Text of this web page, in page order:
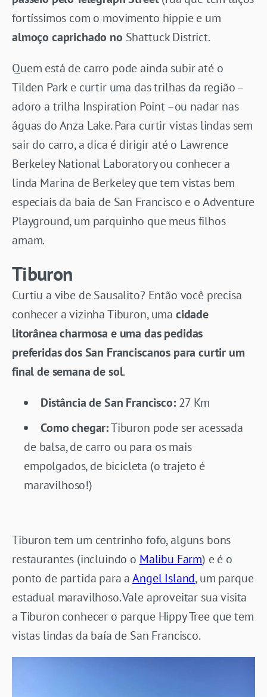
fortíssimos com o movimento hippie e um
almoço caprichado no Shattuck District.
Quem está de carro pode ainda subir até o
Tilden Park e curtir uma das trilhas da região –
adoro a trilha Inspiration Point –ou nadar nas
águas do Anza Lake. Para curtir vistas lindas sem
sair do carro, a dica é dirigir até o Lawrence
Berkeley National Laboratory ou conhecer a
linda Marina de Berkeley que tem vistas bem
especiais da baia de San Francisco e o Adventure
Playground, um parquinho que meus filhos
amam.
Tiburon
Curtiu a vibe de Sausalito? Então você precisa
conhecer a vizinha Tiburon, uma cidade
litorânea charmosa e uma das pedidas
preferidas dos San Franciscanos para curtir um
final de semana de sol.
Distância de San Francisco:27 Km
Como chegar:Tiburon pode ser acessada
de balsa, de carro ou para os mais
empolgados, de bicicleta (o trajeto é
maravilhoso!)
Tiburon tem um centrinho fofo, alguns bons
restaurantes (incluindo o Malibu Farm) e é o
ponto de partida para aAngel Island, um parque
estadual maravilhoso. Vale aproveitar sua visita
a Tiburon conhecer o parque Hippy Tree que tem
vistas lindas da baía de San Francisco.